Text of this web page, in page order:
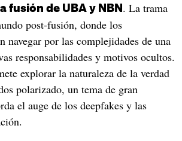
fusión de UBA y NBN . La trama
post-fusión, donde los
navegar por las complejidades de una
responsabilidades y motivos ocultos.
explorar la naturaleza de la verdad
polarizado, un tema de gran
el auge de los deepfakes y las